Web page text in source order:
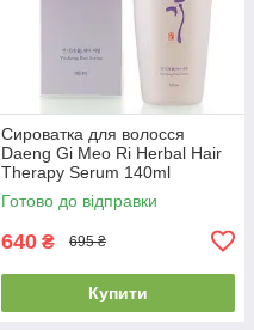
Сироватка для волосся
Daeng Gi Meo Ri Herbal Hair
Therapy Serum 140ml
Готово до відправки
640 ₴ 695 ₴
Купити